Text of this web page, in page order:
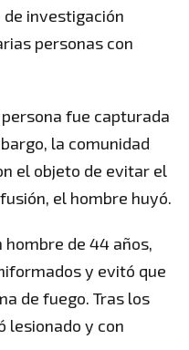
de investigación
personas con
fue capturada
la comunidad
el objeto de evitar el
el hombre huyó.
hombre de 44 años,
y evitó que
de fuego. Tras los
lesionado y con